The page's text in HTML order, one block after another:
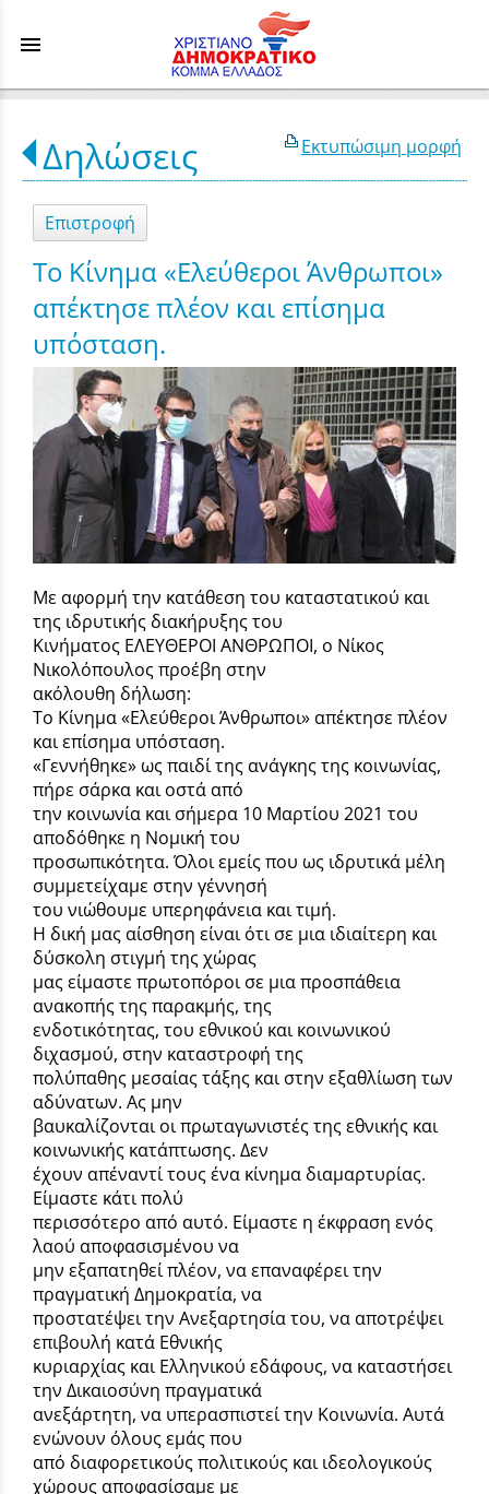
menu
Εκτυπώσιμη μορφή
Δηλώσεις
Επιστροφή
Το Κίνημα «Ελεύθεροι Άνθρωποι»
απέκτησε πλέον και επίσημα
υπόσταση.
Με αφορμή την κατάθεση του καταστατικού και
της ιδρυτικής διακήρυξης του
Κινήματος ΕΛΕΥΘΕΡΟΙ ΑΝΘΡΩΠΟΙ, ο Νίκος
Νικολόπουλος προέβη στην
ακόλουθη δήλωση:
Το Κίνημα «Ελεύθεροι Άνθρωποι» απέκτησε πλέον
και επίσημα υπόσταση.
«Γεννήθηκε» ως παιδί της ανάγκης της κοινωνίας,
πήρε σάρκα και οστά από
την κοινωνία και σήμερα 10 Μαρτίου 2021 του
αποδόθηκε η Νομική του
προσωπικότητα. Όλοι εμείς που ως ιδρυτικά μέλη
συμμετείχαμε στην γέννησή
του νιώθουμε υπερηφάνεια και τιμή.
Η δική μας αίσθηση είναι ότι σε μια ιδιαίτερη και
δύσκολη στιγμή της χώρας
μας είμαστε πρωτοπόροι σε μια προσπάθεια
ανακοπής της παρακμής, της
ενδοτικότητας, του εθνικού και κοινωνικού
διχασμού, στην καταστροφή της
πολύπαθης μεσαίας τάξης και στην εξαθλίωση των
αδύνατων. Ας μην
βαυκαλίζονται οι πρωταγωνιστές της εθνικής και
κοινωνικής κατάπτωσης. Δεν
έχουν απέναντί τους ένα κίνημα διαμαρτυρίας.
Είμαστε κάτι πολύ
περισσότερο από αυτό. Είμαστε η έκφραση ενός
λαού αποφασισμένου να
μην εξαπατηθεί πλέον, να επαναφέρει την
πραγματική Δημοκρατία, να
προστατέψει την Ανεξαρτησία του, να αποτρέψει
επιβουλή κατά Εθνικής
κυριαρχίας και Ελληνικού εδάφους, να καταστήσει
την Δικαιοσύνη πραγματικά
ανεξάρτητη, να υπερασπιστεί την Κοινωνία. Αυτά
ενώνουν όλους εμάς που
από διαφορετικούς πολιτικούς και ιδεολογικούς
χώρους αποφασίσαμε με